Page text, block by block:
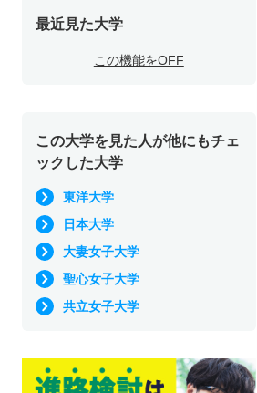
最近見た大学
この機能をOFF
この大学を見た人が他にもチェ
ックした大学
東洋大学
日本大学
大妻女子大学
聖心女子大学
共立女子大学